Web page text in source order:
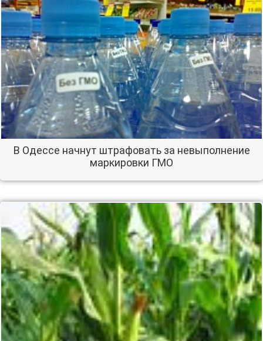
В Одессе начнут штрафовать за невыполнение
маркировки ГМО